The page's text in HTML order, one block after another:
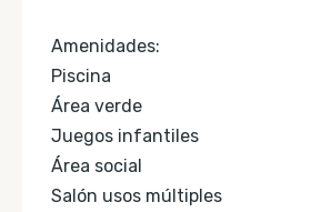
Amenidades:
Piscina
Área verde
Juegos infantiles
Área social
Salón usos múltiples